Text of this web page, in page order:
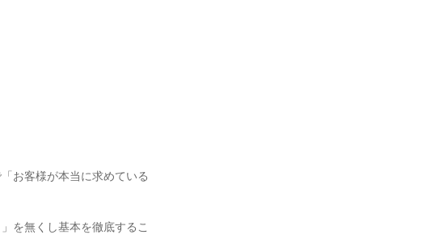
お客様が本当に求めている
を無くし基本を徹底するこ